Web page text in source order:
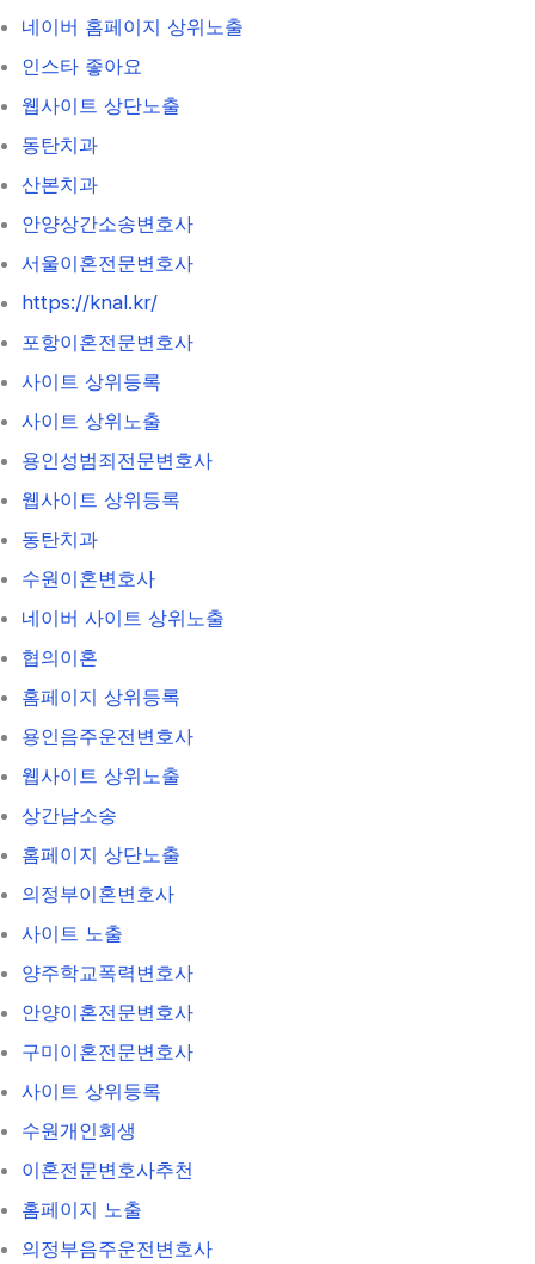
네이버 홈페이지 상위노출
인스타 좋아요
웹사이트 상단노출
동탄치과
산본치과
안양상간소송변호사
서울이혼전문변호사
https://knal.kr/
포항이혼전문변호사
사이트 상위등록
사이트 상위노출
용인성범죄전문변호사
웹사이트 상위등록
동탄치과
수원이혼변호사
네이버 사이트 상위노출
협의이혼
홈페이지 상위등록
용인음주운전변호사
웹사이트 상위노출
상간남소송
홈페이지 상단노출
의정부이혼변호사
사이트 노출
양주학교폭력변호사
안양이혼전문변호사
구미이혼전문변호사
사이트 상위등록
수원개인회생
이혼전문변호사추천
홈페이지 노출
의정부음주운전변호사